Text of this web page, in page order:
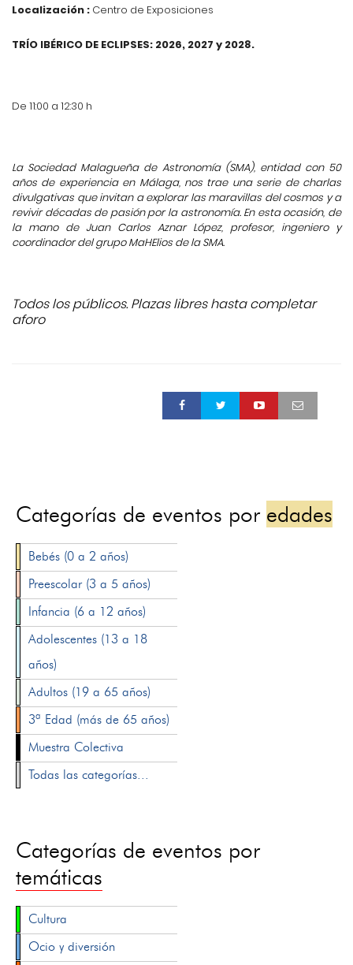
Localización : Centro de Exposiciones
TRÍO IBÉRICO DE ECLIPSES: 2026, 2027 y 2028.
De 11:00 a 12:30 h
La Sociedad Malagueña de Astronomía (SMA), entidad con 50
años de experiencia en Málaga, nos trae una serie de charlas
divulgativas que invitan a explorar las maravillas del cosmos y a
revivir décadas de pasión por la astronomía. En esta ocasión, de
la mano de Juan Carlos Aznar López, profesor, ingeniero y
coordinador del grupo MaHElios de la SMA.
Todos los públicos. Plazas libres hasta completar
aforo
Categorías de eventos por edades
Bebés (0 a 2 años)
Preescolar (3 a 5 años)
Infancia (6 a 12 años)
Adolescentes (13 a 18
años)
Adultos (19 a 65 años)
3ª Edad (más de 65 años)
Muestra Colectiva
Todas las categorías...
Categorías de eventos por
temáticas
Cultura
Ocio y diversión